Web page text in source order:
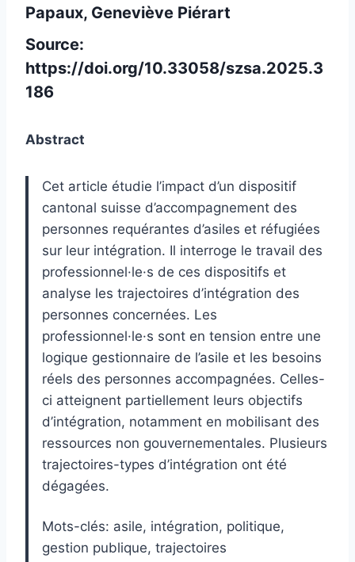
Papaux, Geneviève Piérart
Source:
https://doi.org/10.33058/szsa.2025.3
186
Abstract
Cet article étudie l’impact d’un dispositif
cantonal suisse d’accompagnement des
personnes requérantes d’asiles et réfugiées
sur leur intégration. Il interroge le travail des
professionnel·le·s de ces dispositifs et
analyse les trajectoires d’intégration des
personnes concernées. Les
professionnel·le·s sont en tension entre une
logique gestionnaire de l’asile et les besoins
réels des personnes accompagnées. Celles-
ci atteignent partiellement leurs objectifs
d’intégration, notamment en mobilisant des
ressources non gouvernementales. Plusieurs
trajectoires-types d’intégration ont été
dégagées.
Mots-clés: asile, intégration, politique,
gestion publique, trajectoires